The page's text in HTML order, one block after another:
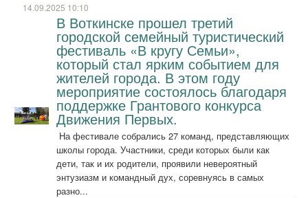
14.09.2025 10:10
В Воткинске прошел третий
городской семейный туристический
фестиваль «В кругу Семьи»,
который стал ярким событием для
жителей города. В этом году
мероприятие состоялось благодаря
поддержке Грантового конкурса
Движения Первых.
На фестивале собрались 27 команд, представляющих
школы города. Участники, среди которых были как
дети, так и их родители, проявили невероятный
энтузиазм и командный дух, соревнуясь в самых
разно...